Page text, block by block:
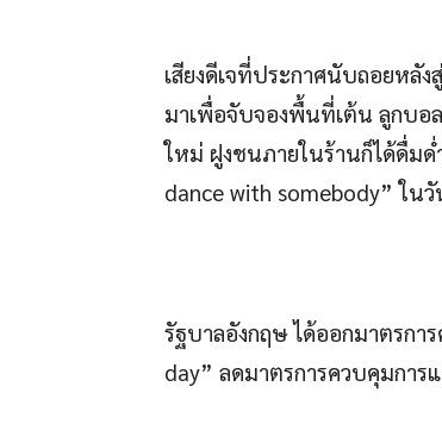
เสียงดีเจที่ประกาศนับถอยหลั
มาเพื่อจับจองพื้นที่เต้น ลูกบอล
ใหม่ ฝูงชนภายในร้านก็ได้ดื่ม
dance with somebody” ใน
รัฐบาลอังกฤษ ได้ออกมาตรกา
day” ลดมาตรการควบคุมการ